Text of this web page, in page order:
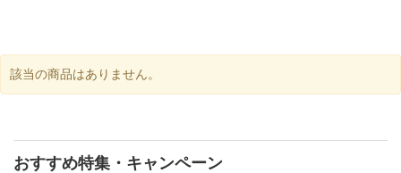
該当の商品はありません。
おすすめ特集・キャンペーン